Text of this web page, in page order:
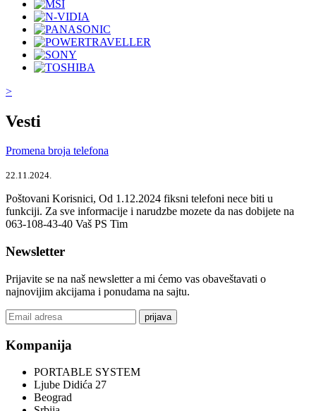
>
Vesti
Promena broja telefona
22.11.2024.
Poštovani Korisnici, Od 1.12.2024 fiksni telefoni nece biti u
funkciji. Za sve informacije i narudzbe mozete da nas dobijete na
063-108-43-40 Vaš PS Tim
Newsletter
Prijavite se na naš newsletter a mi ćemo vas obaveštavati o
najnovijim akcijama i ponudama na sajtu.
prijava
Kompanija
PORTABLE SYSTEM
Ljube Didića 27
Beograd